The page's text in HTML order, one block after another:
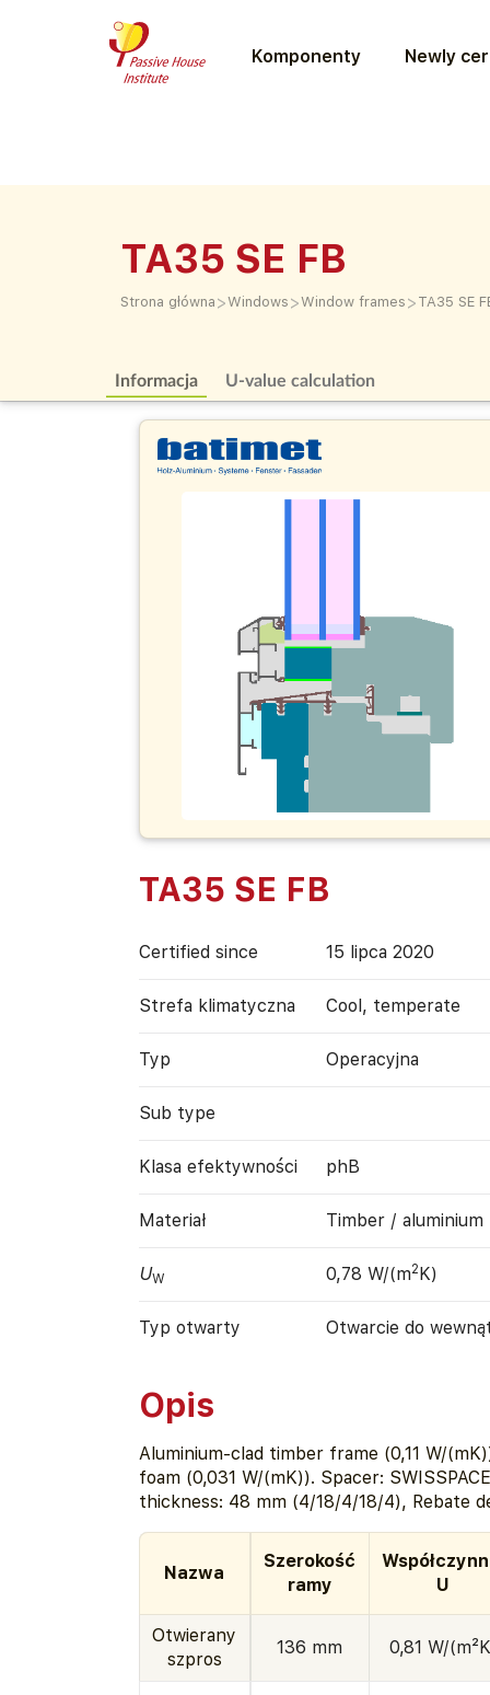
Komponenty Newly
TA35 SE FB
Strona główna >Windows >Window frames > TA35 SE
Informacja U-value calculation
TA35 SE FB
Certified since 15 lipca 2020
Strefa klimatyczna Cool, temperate
Typ Operacyjna
Sub type
Klasa efektywności phB
Materiał Timber / aluminium
UW 0,78 W/(m2K)
Typ otwarty Otwarcie do
Opis
Aluminium-clad timber frame (0,11 W/
foam (0,031 W/(mK)). Spacer:
thickness: 48 mm (4/18/4/18/4), Rebate
Nazwa
Szerokość
ramy
U
Otwierany
szpros
136 mm 0,81 W/